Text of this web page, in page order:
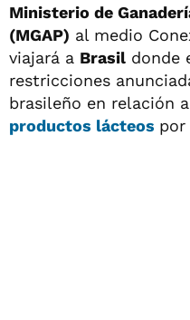
Ministerio de
(MGAP) al medio
viajará a Brasil donde
restricciones
brasileño en relación
productos lácteos por